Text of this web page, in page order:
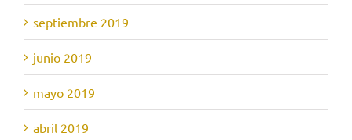
septiembre 2019
junio 2019
mayo 2019
abril 2019